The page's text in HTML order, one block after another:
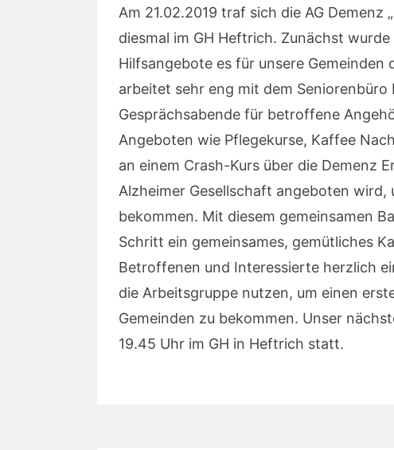
Am 21.02.2019 traf sich die AG Demenz
diesmal im GH Heftrich. Zunächst
Hilfsangebote es für unsere
arbeitet sehr eng mit dem
Gesprächsabende für betroffene
Angeboten wie Pflegekurse, Kaffee
an einem Crash-Kurs über die Demenz
Alzheimer Gesellschaft angeboten
bekommen. Mit diesem gemeinsamen
Schritt ein gemeinsames, gemütliches
Betroffenen und Interessierte herzlich
die Arbeitsgruppe nutzen, um einen
Gemeinden zu bekommen. Unser
19.45 Uhr im GH in Heftrich statt.